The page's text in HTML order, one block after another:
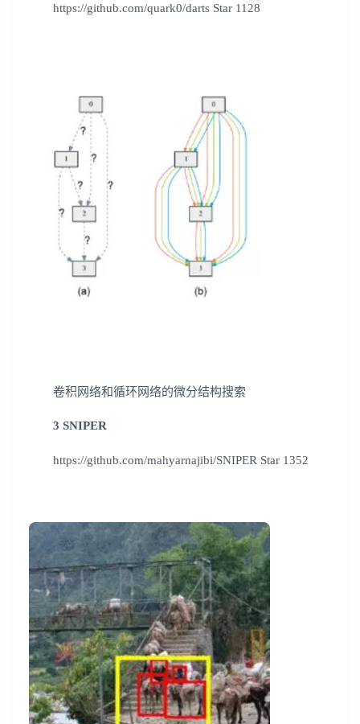
https://github.com/quark0/darts Star 1128
卷积网络和循环网络的微分结构搜索
3 SNIPER
https://github.com/mahyarnajibi/SNIPER Star 1352